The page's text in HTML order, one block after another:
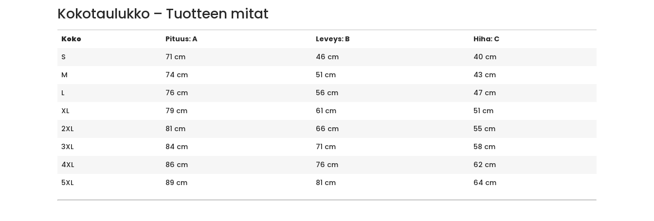
Kokotaulukko – Tuotteen mitat
Koko Pituus: A Leveys: B
Hiha: C
S
71 cm 46 cm
40 cm
M
74 cm 51 cm
43 cm
L
76 cm 56 cm
47 cm
XL
79 cm 61 cm
51 cm
2XL
81 cm 66 cm
55 cm
3XL
84 cm 71 cm
58 cm
4XL
86 cm 76 cm
62 cm
5XL
89 cm 81 cm 64 cm